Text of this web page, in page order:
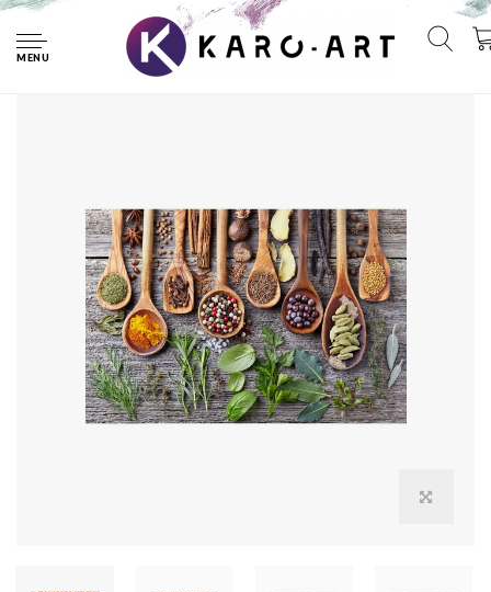
MENU
Fotobehang - Kruiden en specerijen op een plank, keuken,
11 maten, inclusief behanglijm